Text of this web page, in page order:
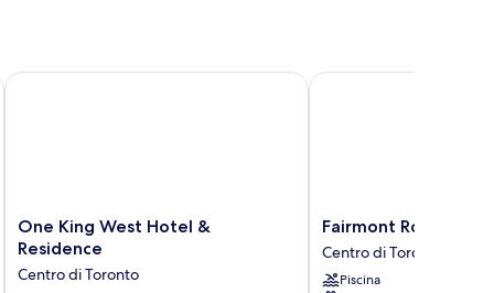
One
King
Hotel
One King West Hotel &
Residence
Centro di Toronto
One King West Hotel & Residence
Fairmont
Royal
York
Centro
Fairmont Royal York
Centro di Toronto
Piscina
Fairmont Royal York